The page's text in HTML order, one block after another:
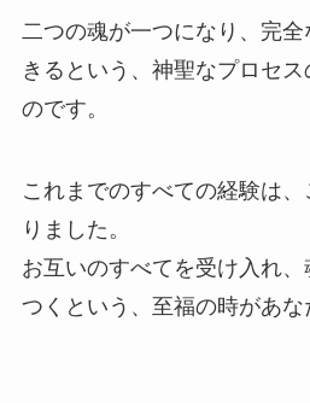
二つの魂が一つになり、完
きるという、神聖なプロセ
のです。
これまでのすべての経験は
りました。
お互いのすべてを受け入れ
つくという、至福の時があな